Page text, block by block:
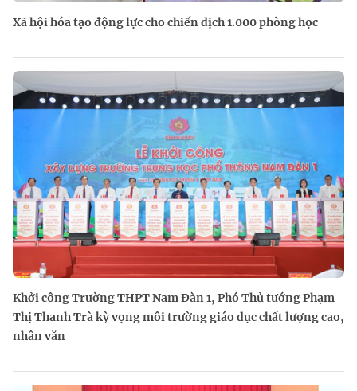
Xã hội hóa tạo động lực cho chiến dịch 1.000 phòng học
Khởi công Trường THPT Nam Đàn 1, Phó Thủ tướng Phạm
Thị Thanh Trà kỳ vọng môi trường giáo dục chất lượng cao,
nhân văn